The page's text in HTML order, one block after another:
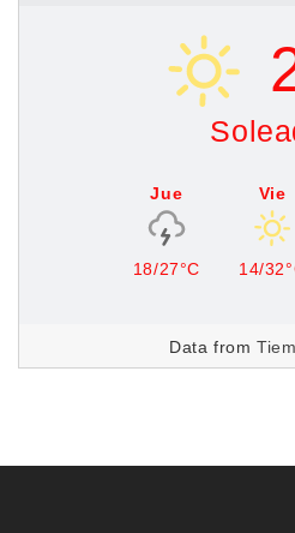
Jue
18/27°C
Vie
14/
Data from